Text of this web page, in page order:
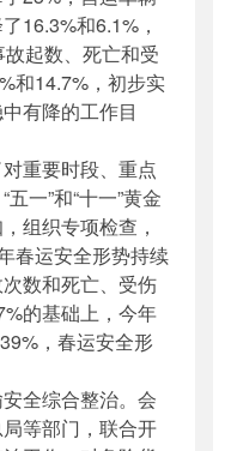
16.3%和6.1%，
起数、死亡和受
和14.7%，初步实
有降的工作目
重要时段、重点
一”和“十一”黄金
组织专项检查，
春运安全形势持续
数和死亡、受伤
的基础上，今年
，春运安全形
全综合整治。会
等部门，联合开